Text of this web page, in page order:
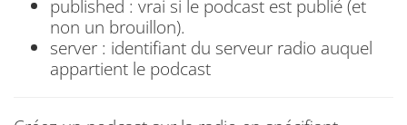
published : vrai si le podcast est publié (et
non un brouillon).
server : identifiant du serveur radio auquel
appartient le podcast